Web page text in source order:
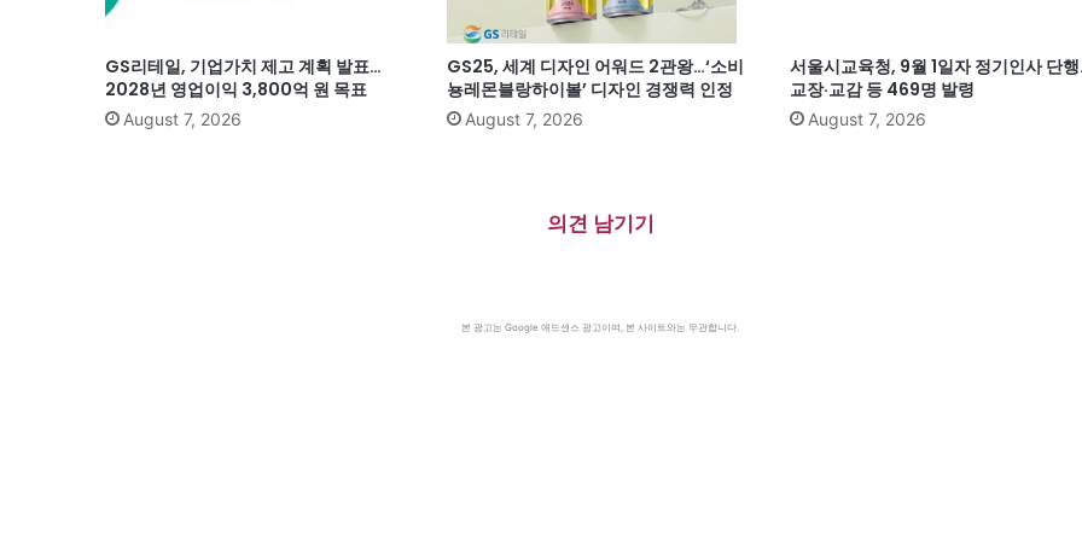
GS리테일, 기업가치 제고 계획 발표…
2028년 영업이익 3,800억 원 목표
August 7, 2026
GS25, 세계 디자인 어워드 2관왕…‘소비
뇽레몬블랑하이볼’ 디자인 경쟁력 인정
August 7, 2026
서울시교육청, 9월 1일자 정기인사 단
교장·교감 등 469명 발령
August 7, 2026
의견 남기기
본 광고는 Google 애드센스 광고이며, 본 사이트와는 무관합니다.